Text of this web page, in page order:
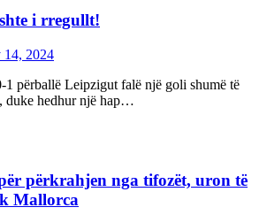
i rregullt!
14, 2024
përballë Leipzigut falë një goli shumë të
duke hedhur një hap…
përkrahjen nga tifozët, uron të
Mallorca